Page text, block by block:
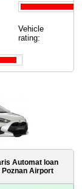
Vehicle
rating:
Automat loan
Poznan Airport